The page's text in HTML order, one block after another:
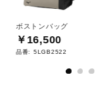
ボストンバッグ
￥16,500
品番: 5LGB2522